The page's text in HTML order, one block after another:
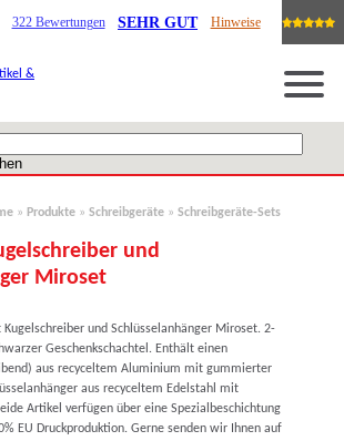
322 Bewertungen SEHR GUT Hinweise
» Produkte » Schreibgeräte » Schreibgeräte-Sets
und
Miroset
und Schlüsselanhänger Miroset. 2-
Geschenkschachtel. Enthält einen
aus recyceltem Aluminium mit gummierter
aus recyceltem Edelstahl mit
Artikel verfügen über eine Spezialbeschichtung
EU Druckproduktion. Gerne senden wir Ihnen auf